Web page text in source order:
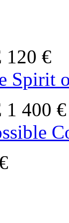
120 €
Spirit
1 400 €